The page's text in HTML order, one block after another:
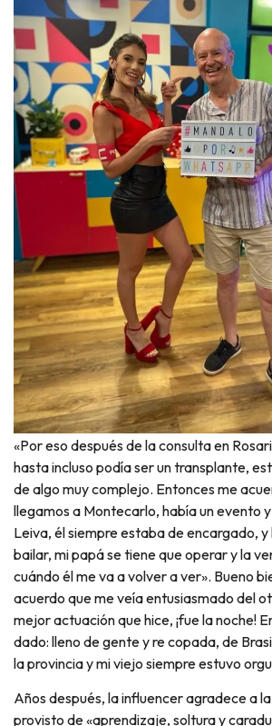
«Por eso después de la consulta en
hasta incluso podía ser un transplante,
de algo muy complejo. Entonces me
llegamos a Montecarlo, había un evento
Leiva, él siempre estaba de encargado, y
bailar, mi papá se tiene que operar y la
cuándo él me va a volver a ver». Bueno
acuerdo que me veía entusiasmado del
mejor actuación que hice, ¡fue la noche!
dado: lleno de gente y re copada, de
la provincia y mi viejo siempre estuvo
Años después, la influencer agradece a
provisto de «aprendizaje, soltura y